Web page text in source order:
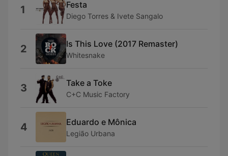
1 Festa
Diego Torres & Ivete Sangalo
2 Is This Love (2017 Remaster)
Whitesnake
3 Take a Toke
C+C Music Factory
4 Eduardo e Mônica
Legião Urbana